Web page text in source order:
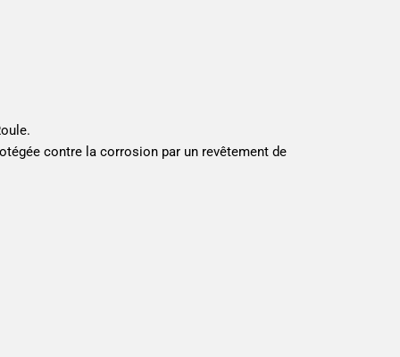
contre la corrosion par un revêtement de